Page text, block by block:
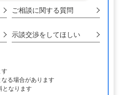
ご相談に関する質問
示談交渉をしてほしい
す
る場合があります
となります